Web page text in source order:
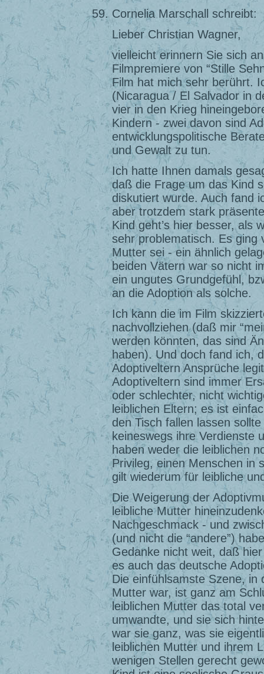
Cornelia Marschall schreibt:
Lieber Christian Wagner,
vielleicht erinnern Sie sich
Filmpremiere von “Stille
Film hat mich sehr berührt.
(Nicaragua / El Salvador in
vier in den Krieg
Kindern - zwei davon sind
entwicklungspolitische
und Gewalt zu tun.
Ich hatte Ihnen damals
daß die Frage um das Kind
diskutiert wurde. Auch fand
aber trotzdem stark
Kind geht’s hier besser, als
sehr problematisch. Es ging
Mutter sei - ein ähnlich
beiden Vätern war so nicht
ein ungutes Grundgefühl,
an die Adoption als solche.
Ich kann die im Film
nachvollziehen (daß mir
werden könnten, das sind
haben). Und doch fand ich,
Adoptiveltern Ansprüche
Adoptiveltern sind immer
oder schlechter, nicht
leiblichen Eltern; es ist
den Tisch fallen lassen
keineswegs ihre Verdienste
haben weder die leiblichen
Privileg, einen Menschen in
gilt wiederum für leibliche
Die Weigerung der
leibliche Mutter
Nachgeschmack - und
(und nicht die “andere”)
Gedanke nicht weit, daß
es auch das deutsche
Die einfühlsamste Szene, in
Mutter war, ist ganz am
leiblichen Mutter das total
umwandte, und sie sich
war sie ganz, was sie
leiblichen Mutter und ihrem
wenigen Stellen gerecht